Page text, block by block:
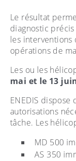
Le résultat
diagnostic
les interventions
opérations de
Les ou les
mai et le 13
ENEDIS
autorisations
tâche. Les
MD 500
AS 350